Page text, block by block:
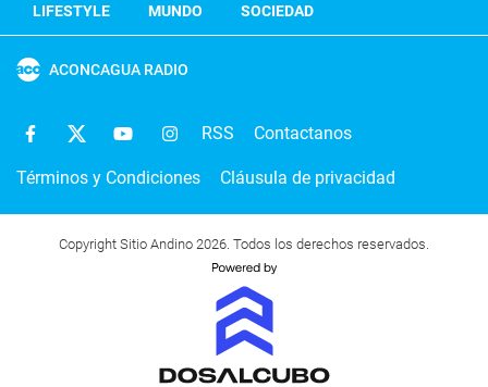
LIFESTYLE
MUNDO SOCIEDAD
ACONCAGUA RADIO
RSS Contactanos
Términos y Condiciones Cláusula de privacidad
Copyright Sitio Andino 2026. Todos los derechos reservados.